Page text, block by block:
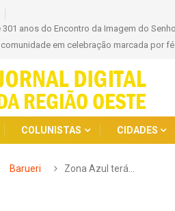
anos de Emancipação reúne
COLUNISTAS CIDADES
Barueri Zona Azul terá…